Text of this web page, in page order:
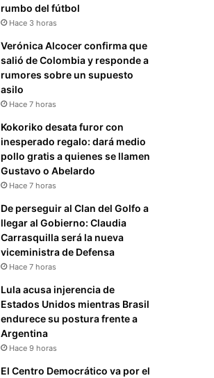
rumbo del fútbol
Hace 3 horas
Verónica Alcocer confirma que
salió de Colombia y responde a
rumores sobre un supuesto
asilo
Hace 7 horas
Kokoriko desata furor con
inesperado regalo: dará medio
pollo gratis a quienes se llamen
Gustavo o Abelardo
Hace 7 horas
De perseguir al Clan del Golfo a
llegar al Gobierno: Claudia
Carrasquilla será la nueva
viceministra de Defensa
Hace 7 horas
Lula acusa injerencia de
Estados Unidos mientras Brasil
endurece su postura frente a
Argentina
Hace 9 horas
El Centro Democrático va por el